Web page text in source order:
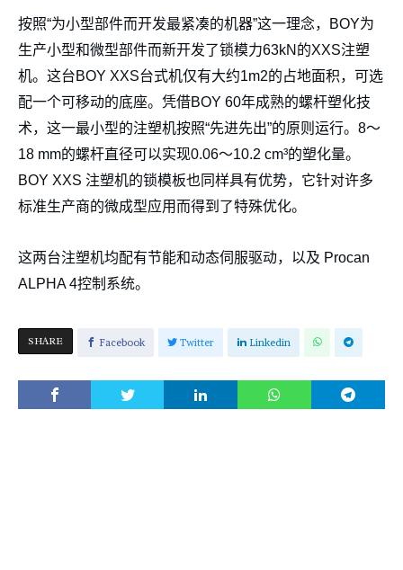
按照“为小型部件而开发最紧凑的机器”这一理念，BOY为
生产小型和微型部件而新开发了锁模力63kN的XXS注塑
机。这台BOY XXS台式机仅有大约1m2的占地面积，可选
配一个可移动的底座。凭借BOY 60年成熟的螺杆塑化技
术，这一最小型的注塑机按照“先进先出”的原则运行。8～
18 mm的螺杆直径可以实现0.06～10.2 cm³的塑化量。
BOY XXS 注塑机的锁模板也同样具有优势，它针对许多
标准生产商的微成型应用而得到了特殊优化。
这两台注塑机均配有节能和动态伺服驱动，以及 Procan
ALPHA 4控制系统。
SHARE Facebook Twitter Linkedin